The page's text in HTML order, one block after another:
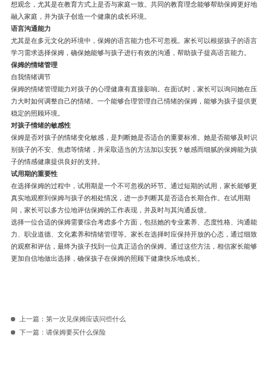
想观念，尤其是在教育方式上是否与家庭一致。共同的教育理念能够帮助保姆更好地
融入家庭，并为孩子创造一个健康的成长环境。
语言沟通能力
尤其是在多元文化的环境中，保姆的语言能力也不可忽视。家长可以根据孩子的语言
学习需求选择保姆，确保她能够与孩子进行有效的沟通，帮助孩子提高语言能力。
保姆的情绪管理
自我情绪调节
保姆的情绪管理能力对孩子的心理健康有直接影响。在面试时，家长可以询问她在压
力大时如何调整自己的情绪。一个能够合理管理自己情绪的保姆，能够为孩子提供更
稳定的照顾环境。
对孩子情绪的敏感性
保姆是否对孩子的情绪变化敏感，是判断她是否适合的重要标准。她是否能够及时识
别孩子的不安、焦虑等情绪，并采取适当的方法加以安抚？敏感而细腻的保姆能为孩
子的情感健康提供良好的支持。
试用期的重要性
在选择保姆的过程中，试用期是一个不可忽视的环节。通过短期的试用，家长能够更
真实地观察到保姆与孩子的相处情况，进一步判断其是否适合长期合作。在试用期
间，家长可以多方位地评估保姆的工作表现，并及时与其沟通反馈。
选择一位合适的保姆需要综合考虑多个方面，包括她的专业素养、态度性格、沟通能
力、职业道德、文化素养和情绪管理等。家长在选择时应保持开放的心态，通过细致
的观察和评估，最终为孩子找到一位真正适合的保姆。通过这些方法，相信家长能够
更加自信地做出选择，确保孩子在保姆的照顾下健康快乐地成长。
上一篇：第一次见保姆应该问些什么
下一篇：请保姆要买什么保险